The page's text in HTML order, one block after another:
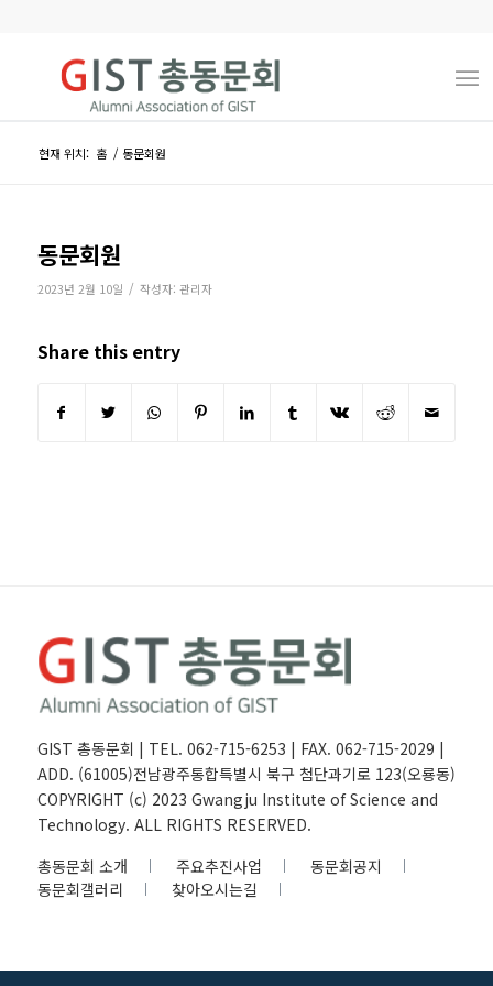
현재 위치: 홈 / 동문회원
동문회원
2023년 2월 10일 / 작성자: 관리자
Share this entry
GIST 총동문회 | TEL. 062-715-6253 | FAX. 062-715-2029 |
ADD. (61005)전남광주통합특별시 북구 첨단과기로 123(오룡동)
COPYRIGHT (c) 2023 Gwangju Institute of Science and
Technology. ALL RIGHTS RESERVED.
총동문회 소개
주요추진사업
동문회공지
동문회갤러리
찾아오시는길